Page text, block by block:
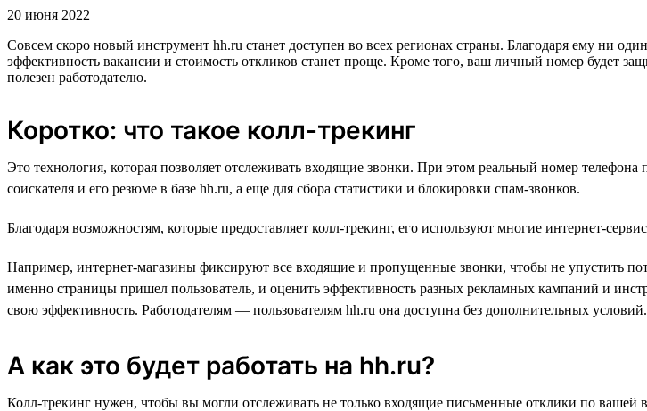
20 июня 2022
Совсем скоро новый инструмент hh.ru станет доступен во всех регионах страны. Благодаря ему ни
эффективность вакансии и стоимость откликов станет проще. Кроме того, ваш личный номер будет
полезен работодателю.
Коротко: что такое колл-трекинг
Это технология, которая позволяет отслеживать входящие звонки. При этом реальный номер
соискателя и его резюме в базе hh.ru, а еще для сбора статистики и блокировки спам-звонков.
Благодаря возможностям, которые предоставляет колл-трекинг, его используют многие интернет-
Например, интернет-магазины фиксируют все входящие и пропущенные звонки, чтобы не упустить
именно страницы пришел пользователь, и оценить эффективность разных рекламных кампаний и
свою эффективность. Работодателям — пользователям hh.ru она доступна без дополнительных условий.
А как это будет работать на hh.ru?
Колл-трекинг нужен, чтобы вы могли отслеживать не только входящие письменные отклики по вашей